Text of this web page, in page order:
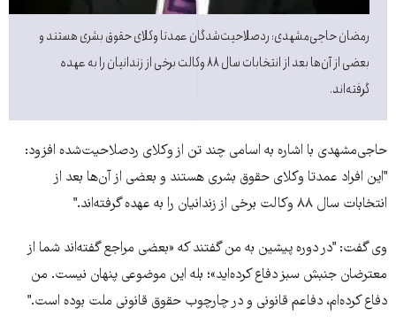
رمضان حاجی‌مشهدی: ردصلاحيت‌شدگان عمدتا وکلای حقوق بشری هستند و
بعضی از آن‌ها بعد از انتخابات سال ۸۸ وکالت برخی از زندانيان را به عهده
گرفته‌اند.
حاجی‌مشهدی با اشاره به اسامی چند تن از وکلای ردصلاحيت‌شده افزود:
"اين افراد عمدتا وکلای حقوق بشری هستند و بعضی از آن‌ها بعد از
انتخابات سال ۸۸ وکالت برخی از زندانيان را به عهده گرفته‌اند."
وی گفت: "در دوره پيشين به من گفتند که «بعضی مراجع گفته‌اند شما از
معترضان جنبش سبز دفاع کرده‌ايد»؛ بله اين موضوعی پنهان نيست. من
دفاع کرده‌ام، دفاعم قانونی و در چارچوب حقوق قانونی ملت بوده است."